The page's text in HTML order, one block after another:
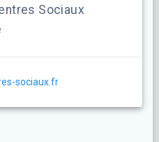
Sociaux
sociaux.fr